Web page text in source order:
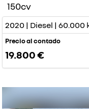
150cv
2020 | Diesel | 60.000
Precio al contado
19.800 €